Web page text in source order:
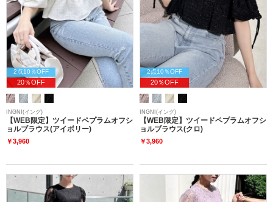
2点10％OFF
20％OFF
INGNI(イング)
【WEB限定】ツイードペプラムオフシ
ョルブラウス(アイボリー)
￥3,960
2点10％OFF
20％OFF
INGNI(イング)
【WEB限定】ツイードペプラムオフシ
ョルブラウス(クロ)
￥3,960